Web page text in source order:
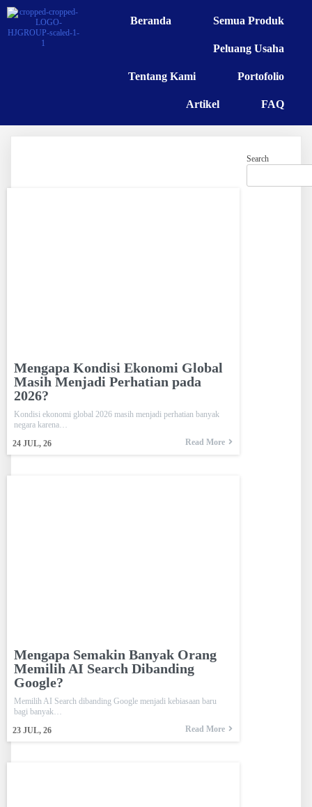
Beranda Semua Produk
Peluang Usaha
Tentang Kami Portofolio
Artikel FAQ
Mengapa Kondisi Ekonomi Global
Masih Menjadi Perhatian pada
2026?
24 JUL, 26
Kondisi ekonomi global 2026 masih menjadi perhatian banyak
negara karena…
Read More
Mengapa Semakin Banyak Orang
Memilih AI Search Dibanding
Google?
23 JUL, 26
Memilih AI Search dibanding Google menjadi kebiasaan baru
bagi banyak…
Read More
Search